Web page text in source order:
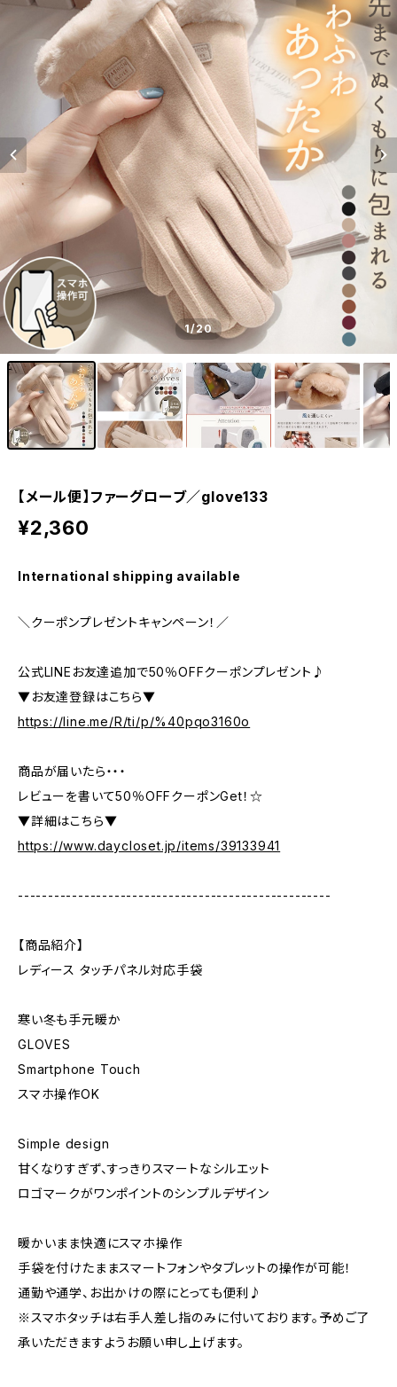
1/20
【メール便】ファーグローブ／glove133
¥2,360
International shipping available
＼クーポンプレゼントキャンペーン！／
公式LINEお友達追加で50％OFFクーポンプレゼント♪
▼お友達登録はこちら▼
https://line.me/R/ti/p/%40pqo3160o
商品が届いたら・・・
レビューを書いて50％OFFクーポンGet！☆
▼詳細はこちら▼
https://www.daycloset.jp/items/39133941
----------------------------------------------------
【商品紹介】
レディース タッチパネル対応手袋
寒い冬も手元暖か
GLOVES
Smartphone Touch
スマホ操作OK
Simple design
甘くなりすぎず、すっきりスマートなシルエット
ロゴマークがワンポイントのシンプルデザイン
暖かいまま快適にスマホ操作
手袋を付けたままスマートフォンやタブレットの操作が可能！
通勤や通学、お出かけの際にとっても便利♪
※スマホタッチは右手人差し指のみに付いております。予めご了
承いただきますようお願い申し上げます。